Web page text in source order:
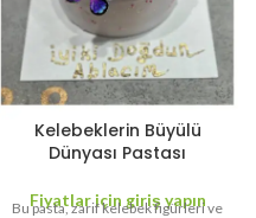
Kelebeklerin Büyülü
Dünyası Pastası
Fiyatlar için giriş yapın
Bu pasta, zarif kelebek figürleri ve